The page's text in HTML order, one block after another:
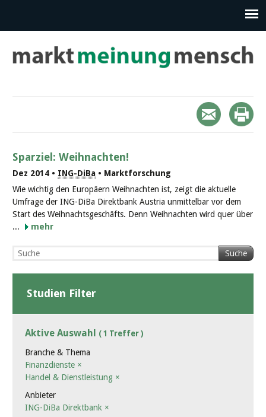
Sparziel: Weihnachten!
Dez 2014 • ING-DiBa • Marktforschung
Wie wichtig den Europäern Weihnachten ist, zeigt die aktuelle
Umfrage der ING-DiBa Direktbank Austria unmittelbar vor dem
Start des Weihnachtsgeschäfts. Denn Weihnachten wird quer über
...
mehr
Suche
Studien Filter
Aktive Auswahl ( 1 Treffer )
Branche & Thema
Finanzdienste ×
Handel & Dienstleistung ×
Anbieter
ING-DiBa Direktbank ×